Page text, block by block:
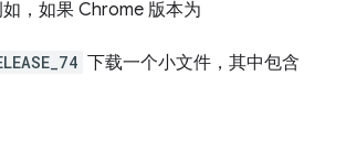
，如果 Chrome 版本为
下载一个小文件，其中包含